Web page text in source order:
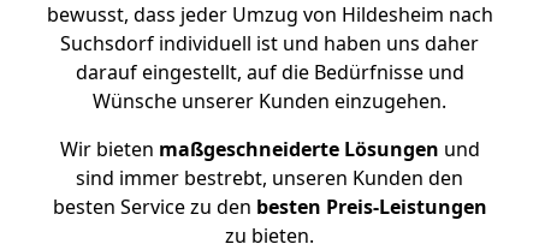
bewusst, dass jeder Umzug von Hildesheim nach
Suchsdorf individuell ist und haben uns daher
darauf eingestellt, auf die Bedürfnisse und
Wünsche unserer Kunden einzugehen.
Wir bieten maßgeschneiderte Lösungen und
sind immer bestrebt, unseren Kunden den
besten Service zu den besten Preis-Leistungen
zu bieten.